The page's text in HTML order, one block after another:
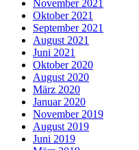
November 2021
Oktober 2021
September 2021
August 2021
Juni 2021
Oktober 2020
August 2020
März 2020
Januar 2020
November 2019
August 2019
Juni 2019